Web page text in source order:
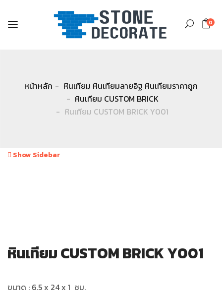
0
หน้าหลัก
หินเทียม หินเทียมลายอิฐ หินเทียมราคาถูก
หินเทียม CUSTOM BRICK
หินเทียม CUSTOM BRICK Y001
Show Sidebar
หินเทียม CUSTOM BRICK Y001
ขนาด : 6.5 x 24 x 1 ซม.